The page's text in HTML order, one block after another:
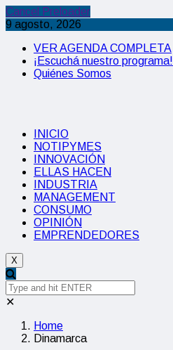
Cancel Preloader
9 agosto, 2026
VER AGENDA COMPLETA
¡Escuchá nuestro programa!
Quiénes Somos
INICIO
NOTIPYMES
INNOVACIÓN
ELLAS HACEN
INDUSTRIA
MANAGEMENT
CONSUMO
OPINIÓN
EMPRENDEDORES
X
✕
Home
Dinamarca